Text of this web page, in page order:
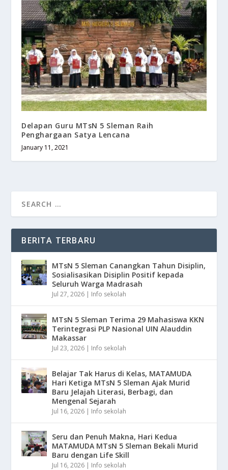
Delapan Guru MTsN 5 Sleman Raih
Penghargaan Satya Lencana
January 11, 2021
BERITA TERBARU
MTsN 5 Sleman Canangkan Tahun Disiplin,
Sosialisasikan Disiplin Positif kepada
Seluruh Warga Madrasah
Jul 27, 2026 | Info sekolah
MTsN 5 Sleman Terima 29 Mahasiswa KKN
Terintegrasi PLP Nasional UIN Alauddin
Makassar
Jul 23, 2026 | Info sekolah
Belajar Tak Harus di Kelas, MATAMUDA
Hari Ketiga MTsN 5 Sleman Ajak Murid
Baru Jelajah Literasi, Berbagi, dan
Mengenal Sejarah
Jul 16, 2026 | Info sekolah
Seru dan Penuh Makna, Hari Kedua
MATAMUDA MTsN 5 Sleman Bekali Murid
Baru dengan Life Skill
Jul 16, 2026 | Info sekolah